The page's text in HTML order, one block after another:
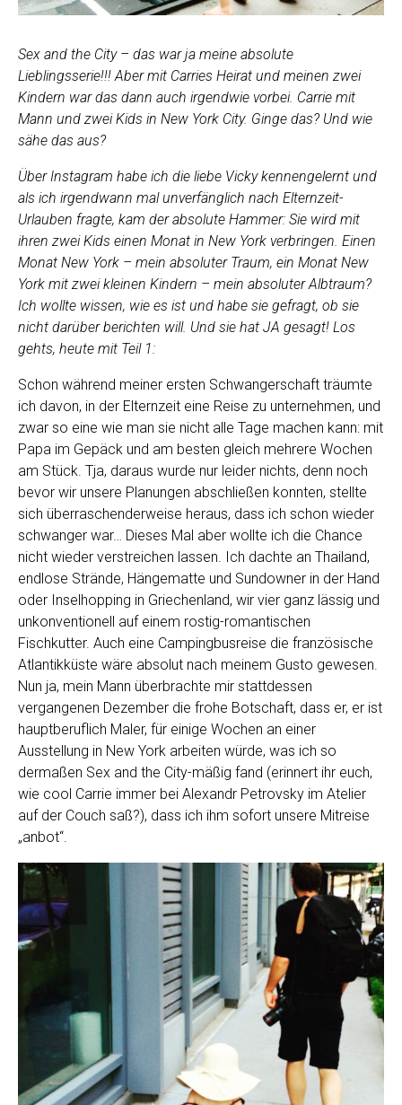
Sex and the City – das war ja meine absolute
Lieblingsserie!!! Aber mit Carries Heirat und meinen zwei
Kindern war das dann auch irgendwie vorbei. Carrie mit
Mann und zwei Kids in New York City. Ginge das? Und wie
sähe das aus?
Über Instagram habe ich die liebe Vicky kennengelernt und
als ich irgendwann mal unverfänglich nach Elternzeit-
Urlauben fragte, kam der absolute Hammer: Sie wird mit
ihren zwei Kids einen Monat in New York verbringen. Einen
Monat New York – mein absoluter Traum, ein Monat New
York mit zwei kleinen Kindern – mein absoluter Albtraum?
Ich wollte wissen, wie es ist und habe sie gefragt, ob sie
nicht darüber berichten will. Und sie hat JA gesagt! Los
gehts, heute mit Teil 1:
Schon während meiner ersten Schwangerschaft träumte
ich davon, in der Elternzeit eine Reise zu unternehmen, und
zwar so eine wie man sie nicht alle Tage machen kann: mit
Papa im Gepäck und am besten gleich mehrere Wochen
am Stück. Tja, daraus wurde nur leider nichts, denn noch
bevor wir unsere Planungen abschließen konnten, stellte
sich überraschenderweise heraus, dass ich schon wieder
schwanger war… Dieses Mal aber wollte ich die Chance
nicht wieder verstreichen lassen. Ich dachte an Thailand,
endlose Strände, Hängematte und Sundowner in der Hand
oder Inselhopping in Griechenland, wir vier ganz lässig und
unkonventionell auf einem rostig-romantischen
Fischkutter. Auch eine Campingbusreise die französische
Atlantikküste wäre absolut nach meinem Gusto gewesen.
Nun ja, mein Mann überbrachte mir stattdessen
vergangenen Dezember die frohe Botschaft, dass er, er ist
hauptberuflich Maler, für einige Wochen an einer
Ausstellung in New York arbeiten würde, was ich so
dermaßen Sex and the City-mäßig fand (erinnert ihr euch,
wie cool Carrie immer bei Alexandr Petrovsky im Atelier
auf der Couch saß?), dass ich ihm sofort unsere Mitreise
„anbot“.